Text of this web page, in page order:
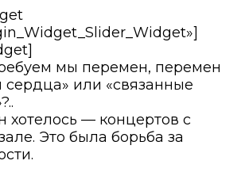
мы перемен, перемен
или «связанные
— концертов с
Это была борьба за